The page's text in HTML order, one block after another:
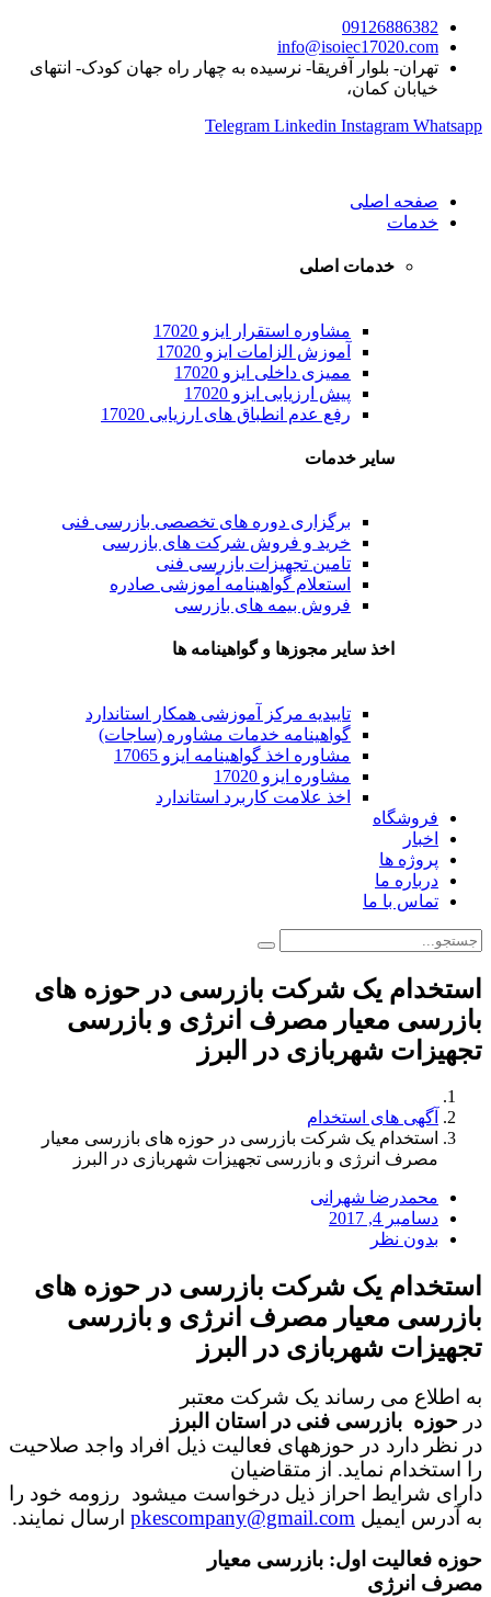
09126886382
info@isoiec17020.com
تهران- بلوار آفریقا- نرسیده به چهار راه جهان کودک- انتهای
خیابان کمان،
Telegram Linkedin Instagram Whatsapp
صفحه اصلی
خدمات
خدمات اصلی
مشاوره استقرار ایزو 17020
آموزش الزامات ایزو 17020
ممیزی داخلی ایزو 17020
پیش ارزیابی ایزو 17020
رفع عدم انطباق های ارزیابی 17020
سایر خدمات
برگزاری دوره های تخصصی بازرسی فنی
خرید و فروش شرکت های بازرسی
تامین تجهیزات بازرسی فنی
استعلام گواهینامه آموزشی صادره
فروش بیمه های بازرسی
اخذ سایر مجوزها و گواهینامه ها
تاییدیه مرکز آموزشی همکار استاندارد
گواهینامه خدمات مشاوره (ساجات)
مشاوره اخذ گواهینامه ایزو 17065
مشاوره ایزو 17020
اخذ علامت کاربرد استاندارد
فروشگاه
اخبار
پروژه ها
درباره ما
تماس با ما
استخدام یک شرکت بازرسی در حوزه های
بازرسی معیار مصرف انرژی و بازرسی
تجهیزات شهربازی در البرز
آگهی های استخدام
استخدام یک شرکت بازرسی در حوزه های بازرسی معیار
مصرف انرژی و بازرسی تجهیزات شهربازی در البرز
محمدرضا شهرانی
دسامبر 4, 2017
بدون نظر
استخدام یک شرکت بازرسی در حوزه های
بازرسی معیار مصرف انرژی و بازرسی
تجهیزات شهربازی در البرز
به اطلاع می رساند یک شرکت معتبر
در حوزه بازرسی فنی در استان البرز
در نظر دارد در حوزه­های فعالیت ذیل افراد واجد صلاحیت
را استخدام نماید. از متقاضیان
دارای شرایط احراز ذیل درخواست می­شود رزومه خود را
به آدرس ایمیل pkescompany@gmail.com ارسال نمایند.
حوزه فعالیت اول: بازرسی معیار
مصرف انرژی